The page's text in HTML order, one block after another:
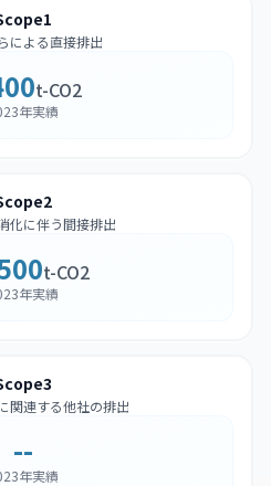
による直接排出
t-CO2
年実績
化に伴う間接排出
t-CO2
年実績
関連する他社の排出
--
年実績